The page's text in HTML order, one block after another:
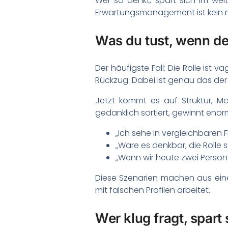
Erwartungsmanagement ist kein
Was du tust, wenn
Der häufigste Fall: Die Rolle ist
Rückzug. Dabei ist genau das
Jetzt kommt es auf Struktur,
gedanklich sortiert, gewinnt
„Ich sehe in vergleichbaren
„Wäre es denkbar, die
„Wenn wir heute zwei
Diese Szenarien machen aus
mit falschen Profilen arbeitet.
Wer klug fragt, spart